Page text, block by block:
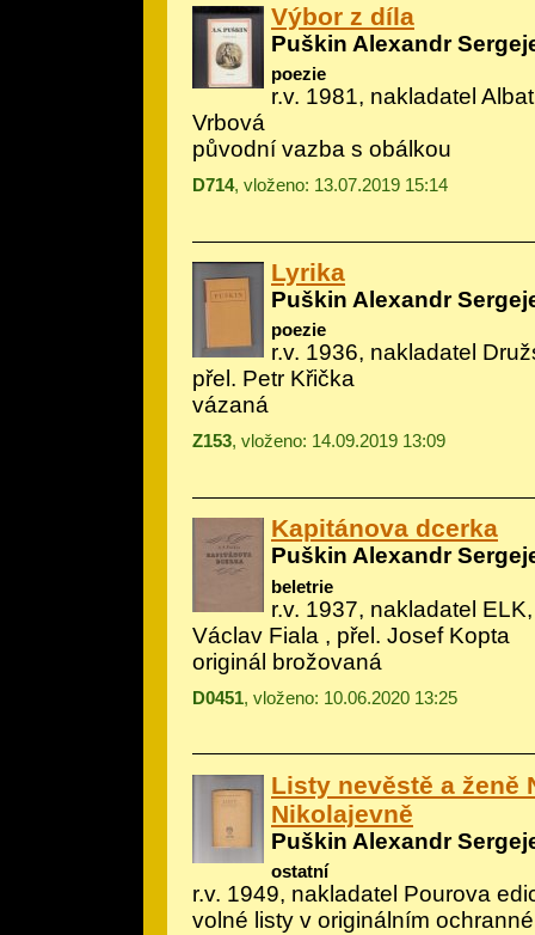
Výbor z díla
Puškin Alexandr
poezie
r.v. 1981, nakladatel
Vrbová
původní vazba s obálkou
D714, vloženo: 13.07.2019 15:14
Lyrika
Puškin Alexandr
poezie
r.v. 1936, nakladatel
přel. Petr Křička
vázaná
Z153, vloženo: 14.09.2019 13:09
Kapitánova dcerka
Puškin Alexandr
beletrie
r.v. 1937, nakladatel
Václav Fiala , přel. Josef Kopta
originál brožovaná
D0451, vloženo: 10.06.2020 13:25
Listy nevěstě a ženě
Nikolajevně
Puškin Alexandr
ostatní
r.v. 1949, nakladatel Pourova
volné listy v originálním